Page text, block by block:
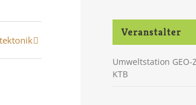
Veranstalter
Umweltstation
KTB